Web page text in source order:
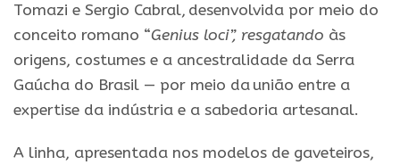
Tomazi e Sergio Cabral, desenvolvida por meio do
conceito romano “Genius loci”, resgatando às
origens, costumes e a ancestralidade da Serra
Gaúcha do Brasil — por meio daunião entre a
expertise da indústria e a sabedoria artesanal.
A linha, apresentada nos modelos de gaveteiros,